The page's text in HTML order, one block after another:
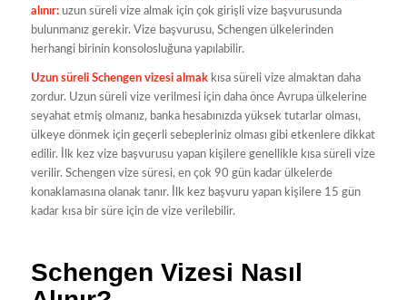
alınır: uzun süreli vize almak için çok girişli vize başvurusunda
bulunmanız gerekir. Vize başvurusu, Schengen ülkelerinden
herhangi birinin konsolosluğuna yapılabilir.
Uzun süreli Schengen vizesi almak kısa süreli vize almaktan daha
zordur. Uzun süreli vize verilmesi için daha önce Avrupa ülkelerine
seyahat etmiş olmanız, banka hesabınızda yüksek tutarlar olması,
ülkeye dönmek için geçerli sebepleriniz olması gibi etkenlere dikkat
edilir. İlk kez vize başvurusu yapan kişilere genellikle kısa süreli vize
verilir. Schengen vize süresi, en çok 90 gün kadar ülkelerde
konaklamasına olanak tanır. İlk kez başvuru yapan kişilere 15 gün
kadar kısa bir süre için de vize verilebilir.
Schengen Vizesi Nasıl